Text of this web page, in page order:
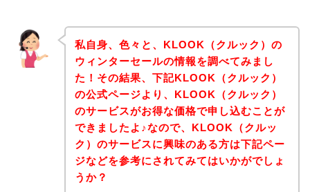
私自身、色々と、KLOOK（クルック）の
ウィンターセールの情報を調べてみまし
た！その結果、下記KLOOK（クルック）
の公式ページより、KLOOK（クルック）
のサービスがお得な価格で申し込むことが
できましたよ♪なので、KLOOK（クルッ
ク）のサービスに興味のある方は下記ペー
ジなどを参考にされてみてはいかがでしょ
うか？